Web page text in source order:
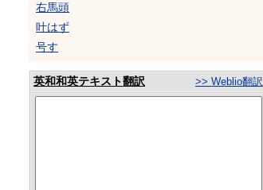
右馬頭
叶はず
号す
英和和英テキスト翻訳 >> Weblio翻訳